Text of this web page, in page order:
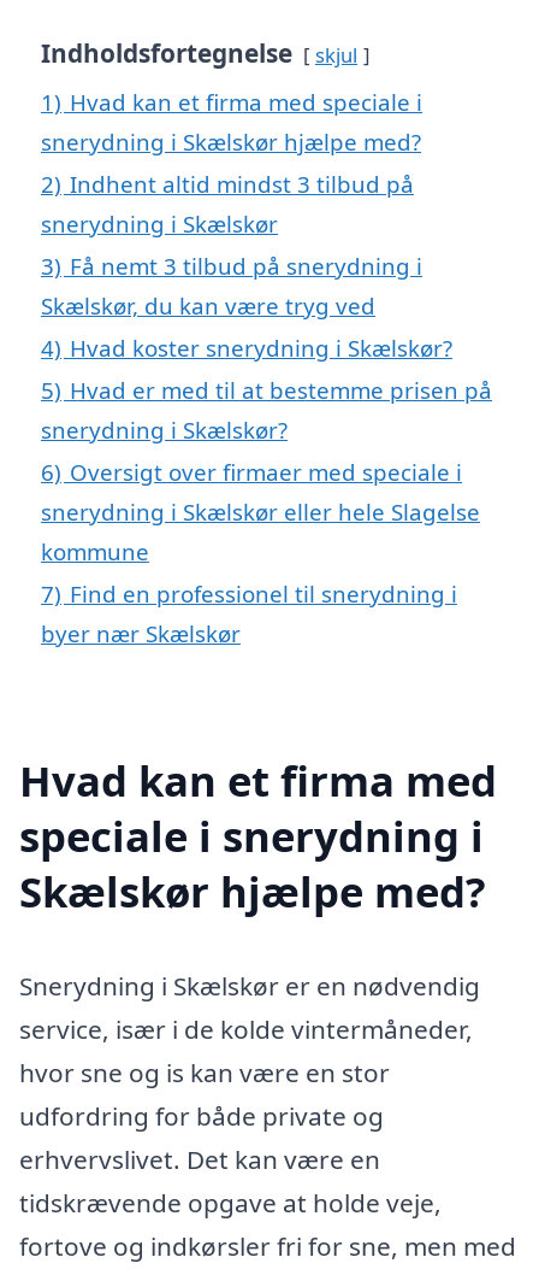
Indholdsfortegnelse skjul
1) Hvad kan et firma med speciale i
snerydning i Skælskør hjælpe med?
2) Indhent altid mindst 3 tilbud på
snerydning i Skælskør
3) Få nemt 3 tilbud på snerydning i
Skælskør, du kan være tryg ved
4) Hvad koster snerydning i Skælskør?
5) Hvad er med til at bestemme prisen på
snerydning i Skælskør?
6) Oversigt over firmaer med speciale i
snerydning i Skælskør eller hele Slagelse
kommune
7) Find en professionel til snerydning i
byer nær Skælskør
Hvad kan et firma med
speciale i snerydning i
Skælskør hjælpe med?
Snerydning i Skælskør er en nødvendig
service, især i de kolde vintermåneder,
hvor sne og is kan være en stor
udfordring for både private og
erhvervslivet. Det kan være en
tidskrævende opgave at holde veje,
fortove og indkørsler fri for sne, men med